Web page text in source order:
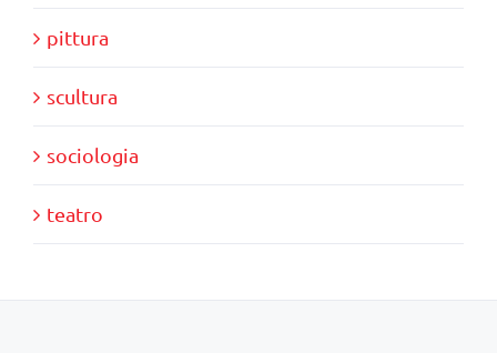
pittura
scultura
sociologia
teatro